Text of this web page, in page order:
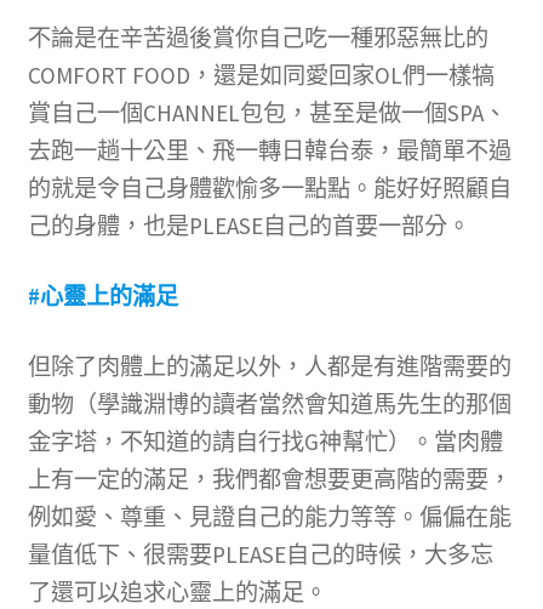
不論是在辛苦過後賞你自己吃一種邪惡無比的
COMFORT FOOD，還是如同愛回家OL們一樣犒
賞自己一個CHANNEL包包，甚至是做一個SPA、
去跑一趟十公里、飛一轉日韓台泰，最簡單不過
的就是令自己身體歡愉多一點點。能好好照顧自
己的身體，也是PLEASE自己的首要一部分。
#心靈上的滿足
但除了肉體上的滿足以外，人都是有進階需要的
動物（學識淵博的讀者當然會知道馬先生的那個
金字塔，不知道的請自行找G神幫忙）。當肉體
上有一定的滿足，我們都會想要更高階的需要，
例如愛、尊重、見證自己的能力等等。偏偏在能
量值低下、很需要PLEASE自己的時候，大多忘
了還可以追求心靈上的滿足。